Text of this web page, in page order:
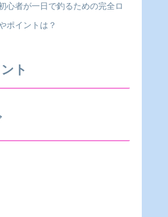
心者が一日で釣るための完全ロ
ポイントは？
ト